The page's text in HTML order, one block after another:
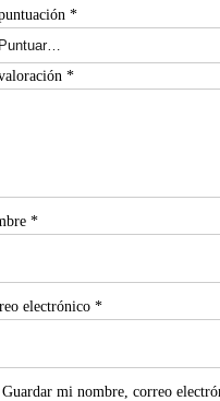
*
*
*
electrónico *
Guardar mi nombre, correo